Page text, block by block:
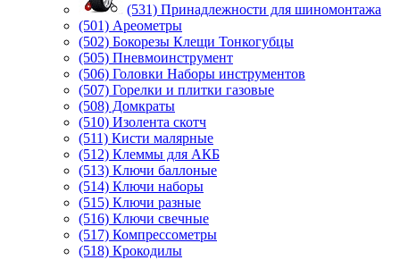
(531) Принадлежности для шиномонтажа
(501) Ареометры
(502) Бокорезы Клещи Тонкогубцы
(505) Пневмоинструмент
(506) Головки Наборы инструментов
(507) Горелки и плитки газовые
(508) Домкраты
(510) Изолента скотч
(511) Кисти малярные
(512) Клеммы для АКБ
(513) Ключи баллоные
(514) Ключи наборы
(515) Ключи разные
(516) Ключи свечные
(517) Компрессометры
(518) Крокодилы